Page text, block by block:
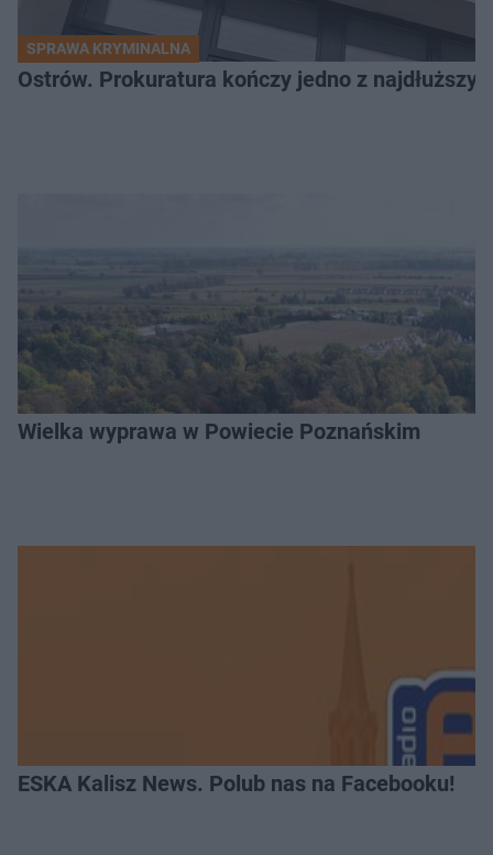
SPRAWA KRYMINALNA
Ostrów. Prokuratura kończy jedno z
Wielka wyprawa w Powiecie Poznańskim
ESKA Kalisz News. Polub nas na Facebooku!